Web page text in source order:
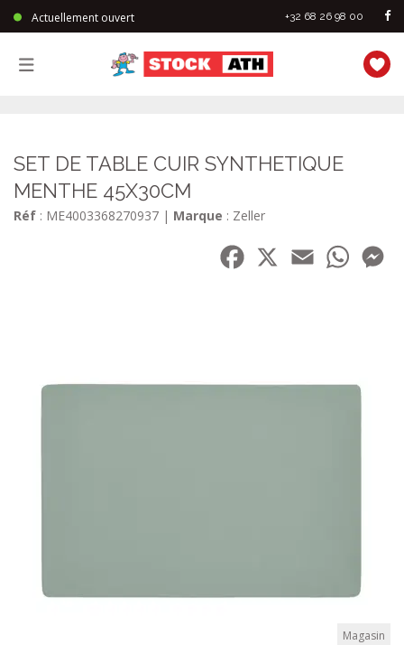
Actuellement ouvert +32 68 26 98 00
SET DE TABLE CUIR SYNTHETIQUE
MENTHE 45X30CM
Réf : ME4003368270937 | Marque : Zeller
Facebook
Email
Magasin